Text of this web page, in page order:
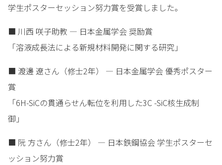
学生ポスターセッション努力賞を受賞しました。
■ 川西 咲子助教 — 日本金属学会 奨励賞
「溶液成長法による新規材料開発に関する研究」
■ 渡邊 遼さん（修士2年） — 日本金属学会 優秀ポスター
賞
「6H-SiCの貫通らせん転位を利用した3C -SiC核生成制
御」
■ 阮 方さん（修士2年） — 日本鉄鋼協会 学生ポスターセ
ッション努力賞